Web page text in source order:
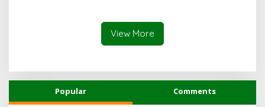
Awards 2026
View More
Popular Comments